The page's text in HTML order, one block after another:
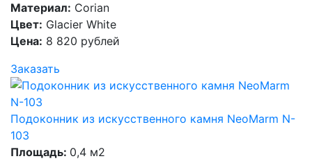
Материал: Corian
Цвет: Glacier White
Цена: 8 820 рублей
Заказать
Подоконник из искусственного камня NeoMarm N-
103
Площадь: 0,4 м2